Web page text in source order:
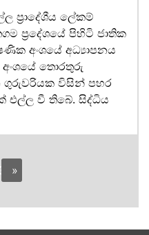
ප්‍රාදේශීය ලේකම්
ප්‍රදේශයේ පිහිටි ජාතික
අංශයේ අධ්‍යාපනය
තොරතුරු
ගුරුවරියක විසින් පහර
එල්ල වී තිබේ. සිද්ධිය
»